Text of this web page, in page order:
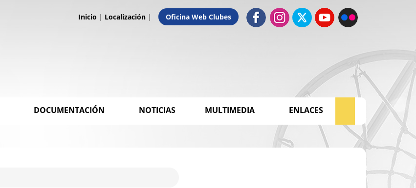
Inicio | Localización | Oficina Web Clubes
DOCUMENTACIÓN NOTICIAS MULTIMEDIA ENLACES